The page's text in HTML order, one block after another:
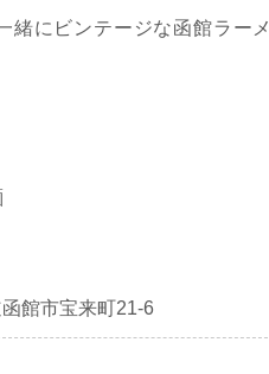
緒にビンテージな函館ラーメ
館市宝来町21-6